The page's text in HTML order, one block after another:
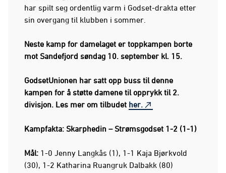
har spilt seg ordentlig varm i Godset-drakta etter
sin overgang til klubben i sommer.
Neste kamp for damelaget er toppkampen borte
mot Sandefjord søndag 10. september kl. 15.
GodsetUnionen har satt opp buss til denne
kampen for å støtte damene til opprykk til 2.
divisjon. Les mer om tilbudet her.
Kampfakta: Skarphedin – Strømsgodset 1-2 (1-1)
Mål: 1-0 Jenny Langkås (1), 1-1 Kaja Bjørkvold
(30), 1-2 Katharina Ruangruk Dalbakk (80)